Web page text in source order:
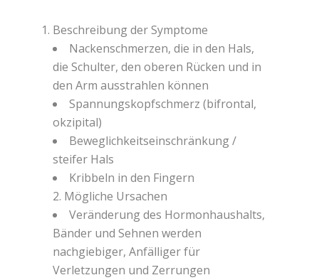
Beschreibung der Symptome
Nackenschmerzen, die in den Hals,
die Schulter, den oberen Rücken und in
den Arm ausstrahlen können
Spannungskopfschmerz (bifrontal,
okzipital)
Beweglichkeitseinschränkung /
steifer Hals
Kribbeln in den Fingern
2. Mögliche Ursachen
Veränderung des Hormonhaushalts,
Bänder und Sehnen werden
nachgiebiger, Anfälliger für
Verletzungen und Zerrungen